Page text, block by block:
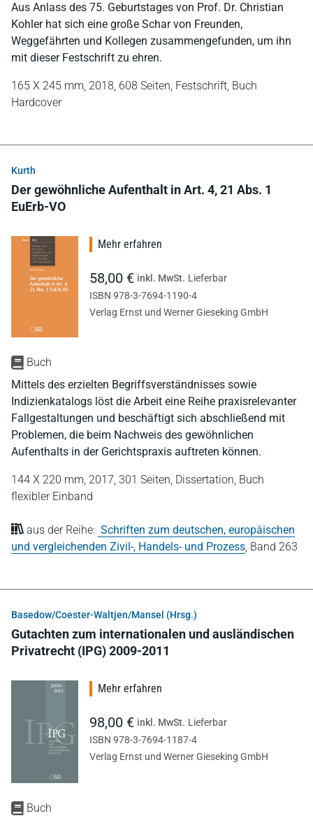
Aus Anlass des 75. Geburtstages von Prof. Dr. Christian
Kohler hat sich eine große Schar von Freunden,
Weggefährten und Kollegen zusammengefunden, um ihn
mit dieser Festschrift zu ehren.
165 X 245 mm, 2018, 608 Seiten, Festschrift, Buch
Hardcover
Kurth
Der gewöhnliche Aufenthalt in Art. 4, 21 Abs. 1
EuErb-VO
Buch
Mittels des erzielten Begriffsverständnisses sowie
Indizienkatalogs löst die Arbeit eine Reihe praxisrelevanter
Fallgestaltungen und beschäftigt sich abschließend mit
Problemen, die beim Nachweis des gewöhnlichen
Aufenthalts in der Gerichtspraxis auftreten können.
144 X 220 mm, 2017, 301 Seiten, Dissertation, Buch
flexibler Einband
aus der Reihe: Schriften zum deutschen, europäischen
und vergleichenden Zivil-, Handels- und Prozess, Band 263
Mehr erfahren
58,00 € inkl. MwSt. Lieferbar
ISBN 978-3-7694-1190-4
Verlag Ernst und Werner Gieseking GmbH
Basedow/Coester-Waltjen/Mansel (Hrsg.)
Gutachten zum internationalen und ausländischen
Privatrecht (IPG) 2009-2011
Buch
Mehr erfahren
98,00 € inkl. MwSt. Lieferbar
ISBN 978-3-7694-1187-4
Verlag Ernst und Werner Gieseking GmbH